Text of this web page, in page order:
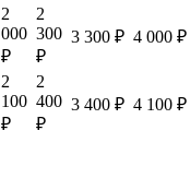
2
000
₽
2
300
₽
3 300 ₽ 4 000 ₽
2
100
₽
2
400
₽
3 400 ₽ 4 100 ₽